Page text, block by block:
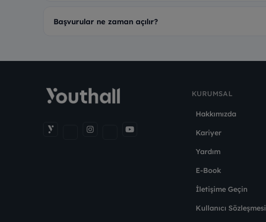
Başvurular ne zaman açılır?
KURUMSAL
Hakkımızda
Kariyer
Yardım
E-Book
İletişime Geçin
Kullanıcı Sözleşmesi